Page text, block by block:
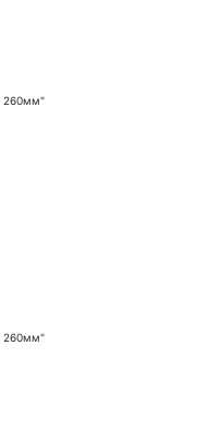
260мм"
260мм"